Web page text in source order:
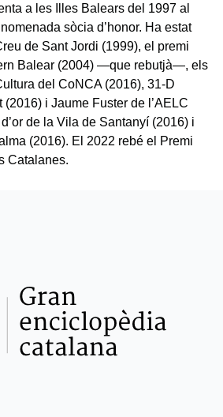
a les Illes Balears del 1997 al
sòcia d’honor. Ha estat
de Sant Jordi (1999), el premi
Balear (2004) —que rebutjà—, els
del CoNCA (2016), 31-D
i Jaume Fuster de l’AELC
de la Vila de Santanyí (2016) i
(2016). El 2022 rebé el Premi
Catalanes.